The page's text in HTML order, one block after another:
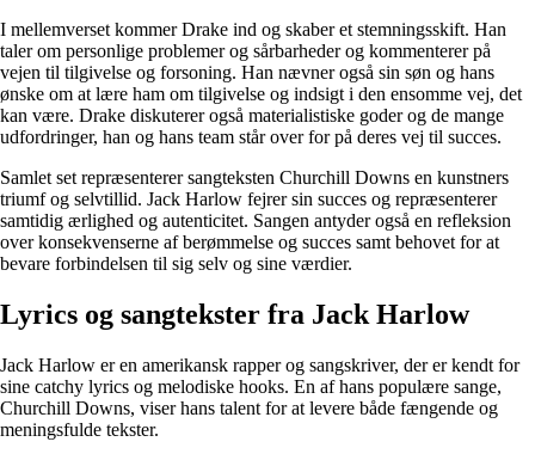
I mellemverset kommer Drake ind og skaber et stemningsskift. Han
taler om personlige problemer og sårbarheder og kommenterer på
vejen til tilgivelse og forsoning. Han nævner også sin søn og hans
ønske om at lære ham om tilgivelse og indsigt i den ensomme vej, det
kan være. Drake diskuterer også materialistiske goder og de mange
udfordringer, han og hans team står over for på deres vej til succes.
Samlet set repræsenterer sangteksten Churchill Downs en kunstners
triumf og selvtillid. Jack Harlow fejrer sin succes og repræsenterer
samtidig ærlighed og autenticitet. Sangen antyder også en refleksion
over konsekvenserne af berømmelse og succes samt behovet for at
bevare forbindelsen til sig selv og sine værdier.
Lyrics og sangtekster fra Jack Harlow
Jack Harlow er en amerikansk rapper og sangskriver, der er kendt for
sine catchy lyrics og melodiske hooks. En af hans populære sange,
Churchill Downs, viser hans talent for at levere både fængende og
meningsfulde tekster.